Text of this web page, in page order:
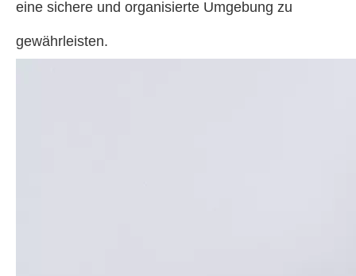
eine sichere und organisierte Umgebung zu
gewährleisten.